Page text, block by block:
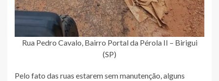
Rua Pedro Cavalo, Bairro Portal da Pérola II – Birigui
(SP)
Pelo fato das ruas estarem sem manutenção, alguns